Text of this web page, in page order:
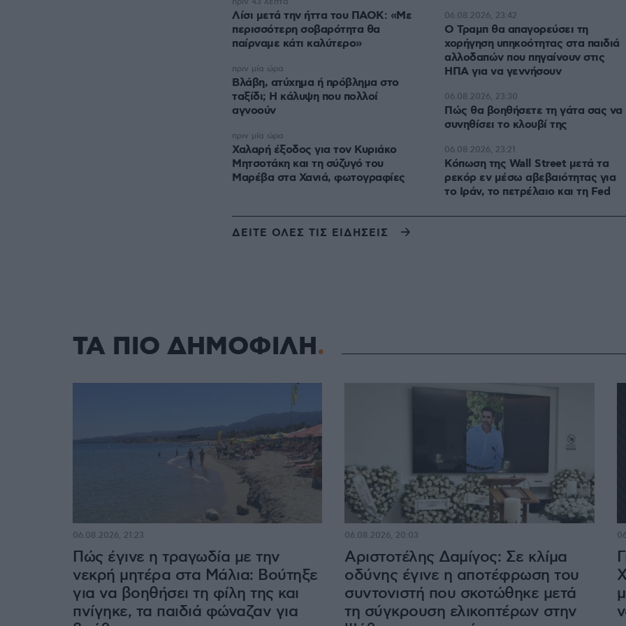
Λίσι μετά την ήττα του ΠΑΟΚ: «Με
περισσότερη σοβαρότητα θα
παίρναμε κάτι καλύτερο»
Βλάβη, ατύχημα ή πρόβλημα στο
ταξίδι; Η κάλυψη που πολλοί
αγνοούν
πριν μία ώρα
Χαλαρή έξοδος για τον Κυριάκο
Μητσοτάκη και τη σύζυγό του
Μαρέβα στα Χανιά, φωτογραφίες
πριν μία ώρα
Ο Τραμπ θα απαγορεύσει τη
χορήγηση υπηκοότητας στα παιδιά
αλλοδαπών που πηγαίνουν στις
ΗΠΑ για να γεννήσουν
06.08.2026, 23:42
Πώς θα βοηθήσετε τη γάτα σας να
συνηθίσει το κλουβί της
06.08.2026, 23:30
Κόπωση της Wall Street μετά τα
ρεκόρ εν μέσω αβεβαιότητας για
το Ιράν, το πετρέλαιο και τη Fed
06.08.2026, 23:21
ΔΕΙΤΕ ΟΛΕΣ ΤΙΣ ΕΙΔΗΣΕΙΣ
ΤΑ ΠΙΟ ΔΗΜΟΦΙΛΗ
Πώς έγινε η τραγωδία με την
νεκρή μητέρα στα Μάλια: Βούτηξε
για να βοηθήσει τη φίλη της και
πνίγηκε, τα παιδιά φώναζαν για
06.08.2026, 21:23
Αριστοτέλης Δαμίγος: Σε κλίμα
οδύνης έγινε η αποτέφρωση του
συντονιστή που σκοτώθηκε μετά
τη σύγκρουση ελικοπτέρων στην
06.08.2026, 20:03